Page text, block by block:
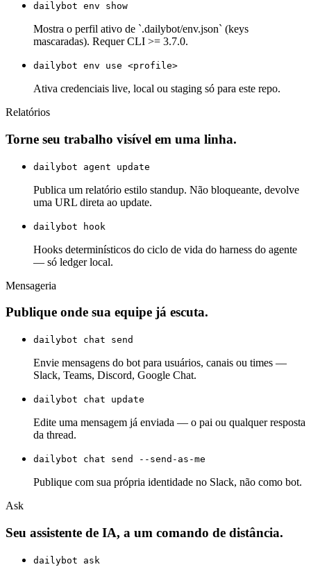
dailybot env show
Mostra o perfil ativo de `.dailybot/env.json` (keys
mascaradas). Requer CLI >= 3.7.0.
dailybot env use <profile>
Ativa credenciais live, local ou staging só para este repo.
Relatórios
Torne seu trabalho visível em uma linha.
dailybot agent update
Publica um relatório estilo standup. Não bloqueante, devolve
uma URL direta ao update.
dailybot hook
Hooks determinísticos do ciclo de vida do harness do agente
— só ledger local.
Mensageria
Publique onde sua equipe já escuta.
dailybot chat send
Envie mensagens do bot para usuários, canais ou times —
Slack, Teams, Discord, Google Chat.
dailybot chat update
Edite uma mensagem já enviada — o pai ou qualquer resposta
da thread.
dailybot chat send --send-as-me
Publique com sua própria identidade no Slack, não como bot.
Ask
Seu assistente de IA, a um comando de distância.
dailybot ask